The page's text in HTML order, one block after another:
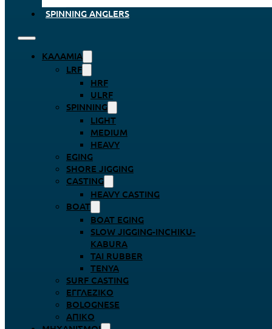
SPINNING ANGLERS
ΚΑΛΆΜΙΑ
LRF
HRF
ULRF
SPINNING
LIGHT
MEDIUM
HEAVY
EGING
SHORE JIGGING
CASTING
HEAVY CASTING
BOAT
BOAT EGING
SLOW JIGGING-INCHIKU-
KABURA
TAI RUBBER
TENYA
SURF CASTING
ΕΓΓΛΈΖΙΚΟ
BOLOGNESE
ΑΠΊΚΟ